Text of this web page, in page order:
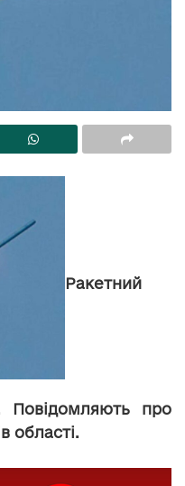
Ракетний
Повідомляють про
області.